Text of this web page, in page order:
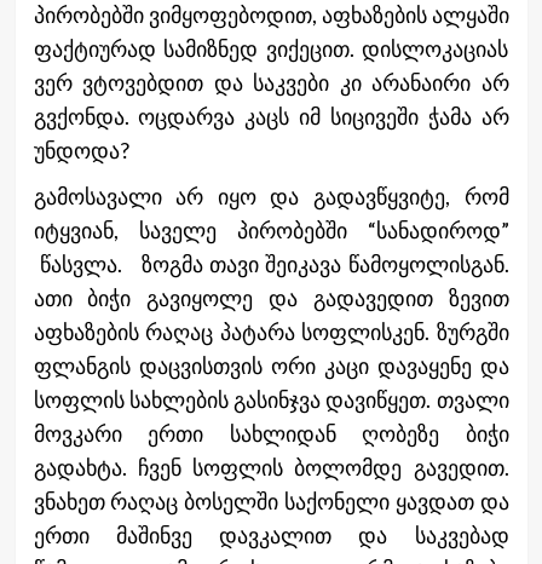
პირობებში ვიმყოფებოდით, აფხაზების ალყაში
ფაქტიურად სამიზნედ ვიქეცით. დისლოკაციას
ვერ ვტოვებდით და საკვები კი არანაირი არ
გვქონდა. ოცდარვა კაცს იმ სიცივეში ჭამა არ
უნდოდა?
გამოსავალი არ იყო და გადავწყვიტე, რომ
იტყვიან, საველე პირობებში “სანადიროდ”
წასვლა. ზოგმა თავი შეიკავა წამოყოლისგან.
ათი ბიჭი გავიყოლე და გადავედით ზევით
აფხაზების რაღაც პატარა სოფლისკენ. ზურგში
ფლანგის დაცვისთვის ორი კაცი დავაყენე და
სოფლის სახლების გასინჯვა დავიწყეთ. თვალი
მოვკარი ერთი სახლიდან ღობეზე ბიჭი
გადახტა. ჩვენ სოფლის ბოლომდე გავედით.
ვნახეთ რაღაც ბოსელში საქონელი ყავდათ და
ერთი მაშინვე დავკალით და საკვებად